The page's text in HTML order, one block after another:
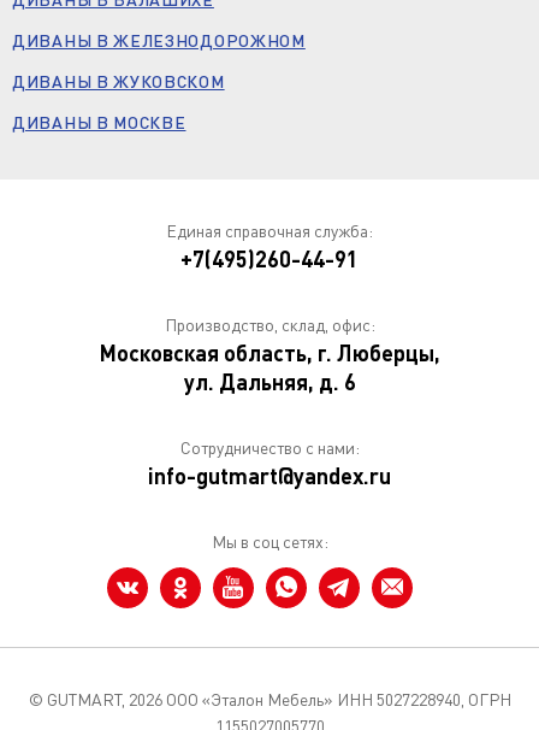
ДИВАНЫ В ЖЕЛЕЗНОДОРОЖНОМ
ДИВАНЫ В ЖУКОВСКОМ
ДИВАНЫ В МОСКВЕ
Единая справочная служба:
+7(495)260-44-91
Производство, склад, офис:
Московская область, г. Люберцы,
ул. Дальняя, д. 6
Сотрудничество с нами:
info-gutmart@yandex.ru
Мы в соц сетях:
© GUTMART, 2026 ООО «Эталон Мебель» ИНН 5027228940, ОГРН
1155027005770